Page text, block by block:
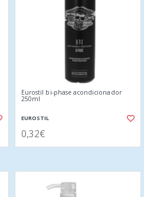
Eurostil bi-phase acondicionador
250ml
EUROSTIL
0,32€